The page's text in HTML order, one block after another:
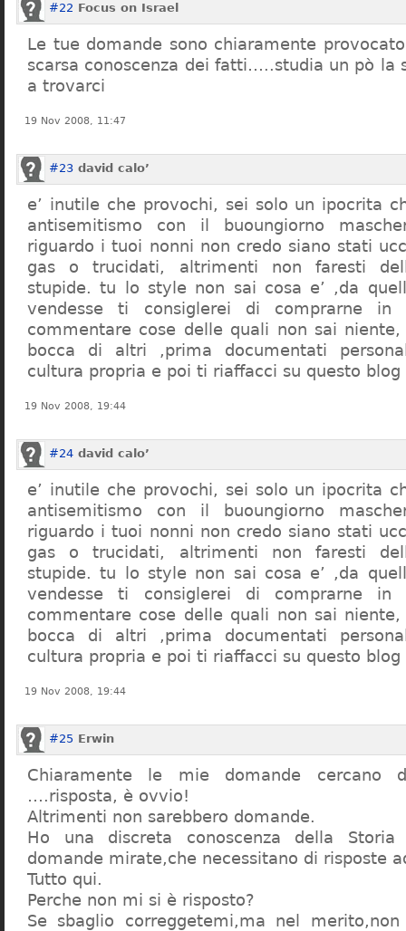
#22 Focus on Israel
Le tue domande sono chiaramente
scarsa conoscenza dei fatti…..studia un pò la
a trovarci
19 Nov 2008, 11:47
#23 david calo’
e’ inutile che provochi, sei solo un ipocrita
antisemitismo con il buoungiorno
riguardo i tuoi nonni non credo siano stati
gas o trucidati, altrimenti non faresti
stupide. tu lo style non sai cosa e’ ,da
vendesse ti consiglerei di comprarne in
commentare cose delle quali non sai
bocca di altri ,prima documentati
cultura propria e poi ti riaffacci su questo blog
19 Nov 2008, 19:44
#24 david calo’
e’ inutile che provochi, sei solo un ipocrita
antisemitismo con il buoungiorno
riguardo i tuoi nonni non credo siano stati
gas o trucidati, altrimenti non faresti
stupide. tu lo style non sai cosa e’ ,da
vendesse ti consiglerei di comprarne in
commentare cose delle quali non sai
bocca di altri ,prima documentati
cultura propria e poi ti riaffacci su questo blog
19 Nov 2008, 19:44
#25 Erwin
Chiaramente le mie domande cercano
….risposta, è ovvio!
Altrimenti non sarebbero domande.
Ho una discreta conoscenza della
domande mirate,che necessitano di risposte
Tutto qui.
Perche non mi si è risposto?
Se sbaglio correggetemi,ma nel